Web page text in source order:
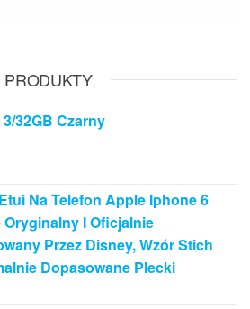
PRODUKTY
32GB Czarny
Na Telefon Apple Iphone 6
Oryginalny I Oficjalnie
Przez Disney, Wzór Stich
Dopasowane Plecki